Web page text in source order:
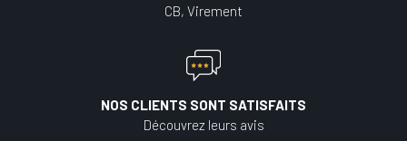
CB, Virement
NOS CLIENTS SONT SATISFAITS
Découvrez leurs avis